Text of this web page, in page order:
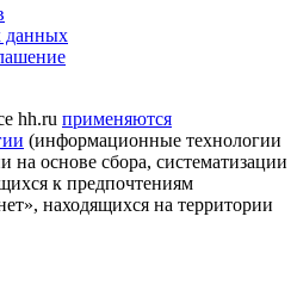
данных
hh.ru применяются
(информационные технологии
на основе сбора, систематизации
к предпочтениям
находящихся на территории